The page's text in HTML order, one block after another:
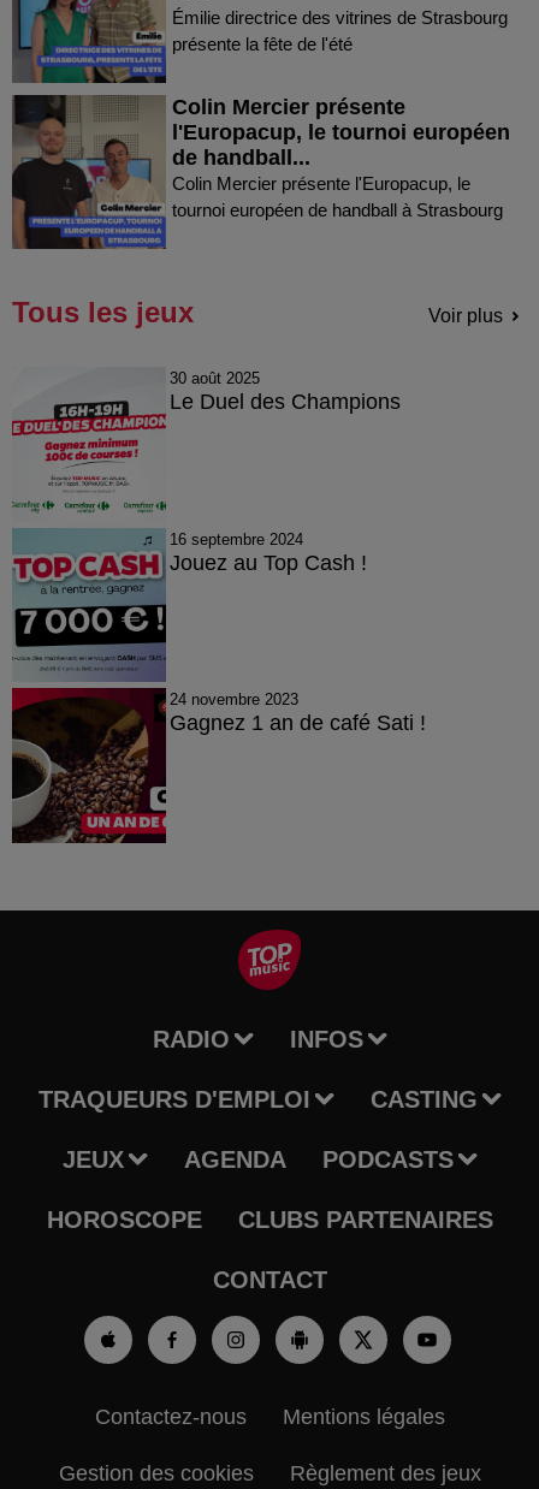
Émilie directrice des vitrines de Strasbourg
présente la fête de l'été
Colin Mercier présente
l'Europacup, le tournoi européen
de handball...
Colin Mercier présente l'Europacup, le
tournoi européen de handball à Strasbourg
Tous les jeux Voir plus
30 août 2025
Le Duel des Champions
16 septembre 2024
Jouez au Top Cash !
24 novembre 2023
Gagnez 1 an de café Sati !
RADIO INFOS
TRAQUEURS D'EMPLOI CASTING
JEUX AGENDA PODCASTS
HOROSCOPE CLUBS PARTENAIRES
CONTACT
Contactez-nous Mentions légales
Gestion des cookies Règlement des jeux